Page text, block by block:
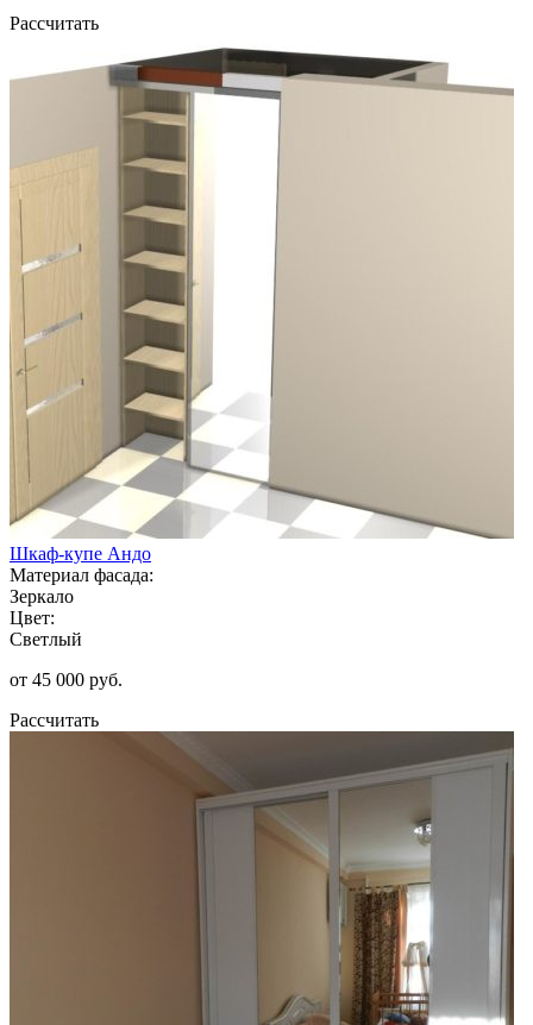
Рассчитать
Шкаф-купе Андо
Материал фасада:
Зеркало
Цвет:
Светлый
от 45 000 руб.
Рассчитать